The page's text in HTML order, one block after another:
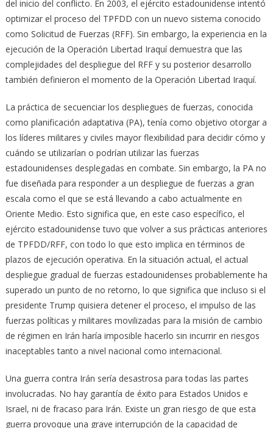
del inicio del conflicto. En 2003, el ejército estadounidense intentó
optimizar el proceso del TPFDD con un nuevo sistema conocido
como Solicitud de Fuerzas (RFF). Sin embargo, la experiencia en la
ejecución de la Operación Libertad Iraquí demuestra que las
complejidades del despliegue del RFF y su posterior desarrollo
también definieron el momento de la Operación Libertad Iraquí.
La práctica de secuenciar los despliegues de fuerzas, conocida
como planificación adaptativa (PA), tenía como objetivo otorgar a
los líderes militares y civiles mayor flexibilidad para decidir cómo y
cuándo se utilizarían o podrían utilizar las fuerzas
estadounidenses desplegadas en combate. Sin embargo, la PA no
fue diseñada para responder a un despliegue de fuerzas a gran
escala como el que se está llevando a cabo actualmente en
Oriente Medio. Esto significa que, en este caso específico, el
ejército estadounidense tuvo que volver a sus prácticas anteriores
de TPFDD/RFF, con todo lo que esto implica en términos de
plazos de ejecución operativa. En la situación actual, el actual
despliegue gradual de fuerzas estadounidenses probablemente ha
superado un punto de no retorno, lo que significa que incluso si el
presidente Trump quisiera detener el proceso, el impulso de las
fuerzas políticas y militares movilizadas para la misión de cambio
de régimen en Irán haría imposible hacerlo sin incurrir en riesgos
inaceptables tanto a nivel nacional como internacional.
Una guerra contra Irán sería desastrosa para todas las partes
involucradas. No hay garantía de éxito para Estados Unidos e
Israel, ni de fracaso para Irán. Existe un gran riesgo de que esta
guerra provoque una grave interrupción de la capacidad de